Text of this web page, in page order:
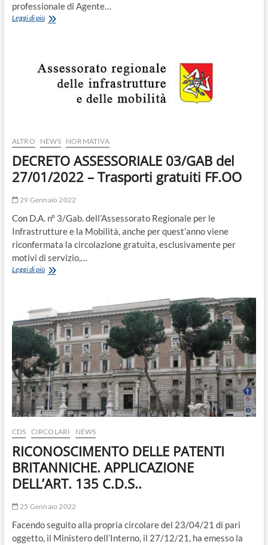
professionale di Agente…
Leggi di piùCOMUNE
la
copertura
di
Polizia
Municipale.
ALTRO NEWS NORMATIVA
DECRETO ASSESSORIALE 03/GAB del
27/01/2022 – Trasporti gratuiti FF.OO
29 Gennaio 2022
Con D.A. n° 3/Gab. dell’Assessorato Regionale per le
Infrastrutture e la Mobilità, anche per quest’anno viene
riconfermata la circolazione gratuita, esclusivamente per
motivi di servizio,…
Leggi di piùDECRETO
27/01/2022
–
Trasporti
gratuiti
FF.OO
CDS CIRCOLARI NEWS
RICONOSCIMENTO DELLE PATENTI
BRITANNICHE. APPLICAZIONE
DELL’ART. 135 C.D.S..
25 Gennaio 2022
Facendo seguito alla propria circolare del 23/04/21 di pari
oggetto, il Ministero dell’Interno, il 27/12/21, ha emesso la